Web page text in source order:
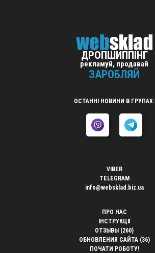
ДРОПШИППІНГ
рекламуй, продавай
ЗАРОБЛЯЙ
ОСТАННІ НОВИНИ В ГРУПАХ:
VIBER
TELEGRAM
info@websklad.biz.ua
ПРО НАС
ІНСТРУКЦІЇ
ОТЗЫВЫ (260)
ОБНОВЛЕНИЯ САЙТА (36)
ПОЧАТИ РОБОТУ!